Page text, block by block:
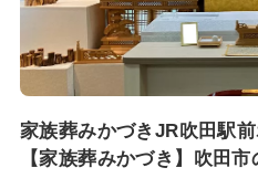
家族葬みかづきJR吹田駅
【家族葬みかづき】吹田